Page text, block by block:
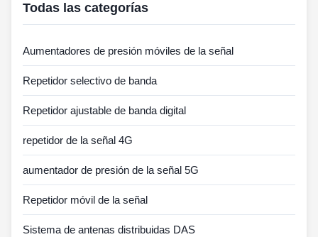
Todas las categorías
Aumentadores de presión móviles de la señal
Repetidor selectivo de banda
Repetidor ajustable de banda digital
repetidor de la señal 4G
aumentador de presión de la señal 5G
Repetidor móvil de la señal
Sistema de antenas distribuidas DAS